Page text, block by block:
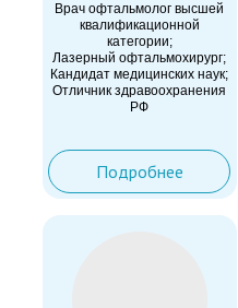
Врач офтальмолог высшей
квалификационной
категории;
Лазерный офтальмохирург;
Кандидат медицинских наук;
Отличник здравоохранения
РФ
Подробнее